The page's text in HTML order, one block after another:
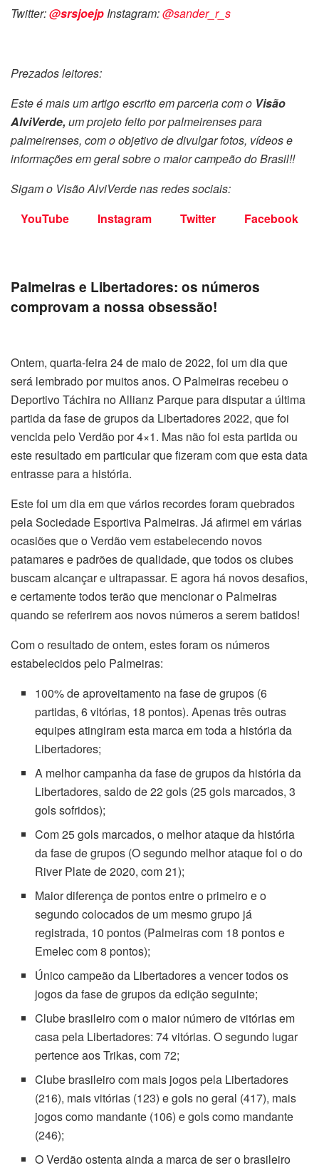
Twitter:@srsjoejp Instagram:@sander_r_s
Prezados leitores:
Este é mais um artigo escrito em parceria com o Visão
AlviVerde, um projeto feito por palmeirenses para
palmeirenses, com o objetivo de divulgar fotos, vídeos e
informações em geral sobre o maior campeão do Brasil!!
Sigam o Visão AlviVerde nas redes sociais:
YouTube
Instagram Twitter Facebook
Palmeiras e Libertadores: os números
comprovam a nossa obsessão!
Ontem, quarta-feira 24 de maio de 2022, foi um dia que
será lembrado por muitos anos. O Palmeiras recebeu o
Deportivo Táchira no Allianz Parque para disputar a última
partida da fase de grupos da Libertadores 2022, que foi
vencida pelo Verdão por 4×1. Mas não foi esta partida ou
este resultado em particular que fizeram com que esta data
entrasse para a história.
Este foi um dia em que vários recordes foram quebrados
pela Sociedade Esportiva Palmeiras. Já afirmei em várias
ocasiões que o Verdão vem estabelecendo novos
patamares e padrões de qualidade, que todos os clubes
buscam alcançar e ultrapassar. E agora há novos desafios,
e certamente todos terão que mencionar o Palmeiras
quando se referirem aos novos números a serem batidos!
Com o resultado de ontem, estes foram os números
estabelecidos pelo Palmeiras:
100% de aproveitamento na fase de grupos (6
partidas, 6 vitórias, 18 pontos). Apenas três outras
equipes atingiram esta marca em toda a história da
Libertadores;
A melhor campanha da fase de grupos da história da
Libertadores, saldo de 22 gols (25 gols marcados, 3
gols sofridos);
Com 25 gols marcados, o melhor ataque da história
da fase de grupos (O segundo melhor ataque foi o do
River Plate de 2020, com 21);
Maior diferença de pontos entre o primeiro e o
segundo colocados de um mesmo grupo já
registrada, 10 pontos (Palmeiras com 18 pontos e
Emelec com 8 pontos);
Único campeão da Libertadores a vencer todos os
jogos da fase de grupos da edição seguinte;
Clube brasileiro com o maior número de vitórias em
casa pela Libertadores: 74 vitórias. O segundo lugar
pertence aos Trikas, com 72;
Clube brasileiro com mais jogos pela Libertadores
(216), mais vitórias (123) e gols no geral (417), mais
jogos como mandante (106) e gols como mandante
(246);
O Verdão ostenta ainda a marca de ser o brasileiro